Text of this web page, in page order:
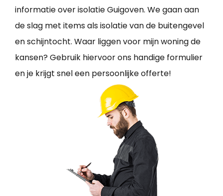
informatie over isolatie Guigoven. We gaan aan
de slag met items als isolatie van de buitengevel
en schijntocht. Waar liggen voor mijn woning de
kansen? Gebruik hiervoor ons handige formulier
en je krijgt snel een persoonlijke offerte!